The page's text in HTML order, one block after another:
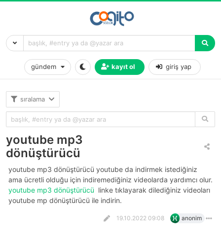
gündem kayıt ol giriş yap
sıralama
youtube mp3
dönüştürücü
youtube mp3 dönüştürücü youtube da indirmek istediğiniz
ama ücretli olduğu için indiremediğiniz videolarda yardımcı olur.
youtube mp3 dönüştürücü linke tıklayarak dilediğiniz videoları
youtube mp dönüştürücü ile indirin.
19.10.2022 09:08 anonim